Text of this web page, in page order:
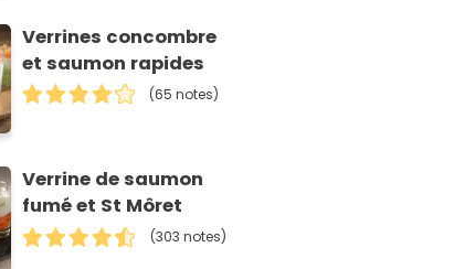
Verrines concombre
et saumon rapides
(65 notes)
Verrine de saumon
fumé et St Môret
(303 notes)